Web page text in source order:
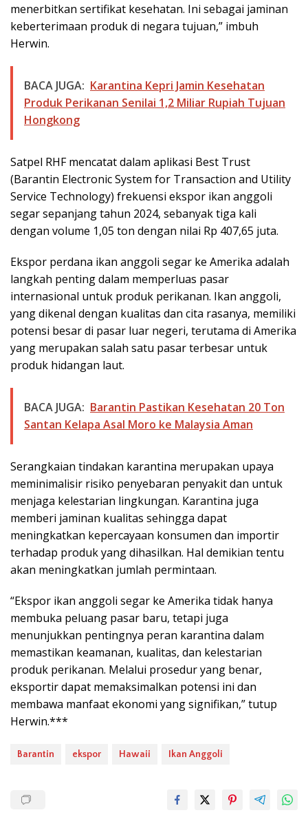
menerbitkan sertifikat kesehatan. Ini sebagai jaminan
keberterimaan produk di negara tujuan,” imbuh
Herwin.
BACA JUGA: Karantina Kepri Jamin Kesehatan
Produk Perikanan Senilai 1,2 Miliar Rupiah Tujuan
Hongkong
Satpel RHF mencatat dalam aplikasi Best Trust
(Barantin Electronic System for Transaction and Utility
Service Technology) frekuensi ekspor ikan anggoli
segar sepanjang tahun 2024, sebanyak tiga kali
dengan volume 1,05 ton dengan nilai Rp 407,65 juta.
Ekspor perdana ikan anggoli segar ke Amerika adalah
langkah penting dalam memperluas pasar
internasional untuk produk perikanan. Ikan anggoli,
yang dikenal dengan kualitas dan cita rasanya, memiliki
potensi besar di pasar luar negeri, terutama di Amerika
yang merupakan salah satu pasar terbesar untuk
produk hidangan laut.
BACA JUGA: Barantin Pastikan Kesehatan 20 Ton
Santan Kelapa Asal Moro ke Malaysia Aman
Serangkaian tindakan karantina merupakan upaya
meminimalisir risiko penyebaran penyakit dan untuk
menjaga kelestarian lingkungan. Karantina juga
memberi jaminan kualitas sehingga dapat
meningkatkan kepercayaan konsumen dan importir
terhadap produk yang dihasilkan. Hal demikian tentu
akan meningkatkan jumlah permintaan.
“Ekspor ikan anggoli segar ke Amerika tidak hanya
membuka peluang pasar baru, tetapi juga
menunjukkan pentingnya peran karantina dalam
memastikan keamanan, kualitas, dan kelestarian
produk perikanan. Melalui prosedur yang benar,
eksportir dapat memaksimalkan potensi ini dan
membawa manfaat ekonomi yang signifikan,” tutup
Herwin.***
Barantin ekspor Hawaii Ikan Anggoli